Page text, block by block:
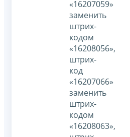
«16207059»
заменить
штрих-
кодом
«16208056»,
штрих-
код
«16207066»
заменить
штрих-
кодом
«16208063»,